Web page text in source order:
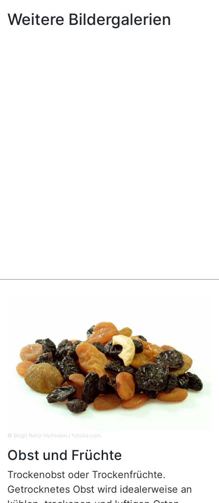
Weitere Bildergalerien
© Birgit Reitz-Hofmann / fotolia.com
Obst und Früchte
Trockenobst oder Trockenfrüchte.
Getrocknetes Obst wird idealerweise an